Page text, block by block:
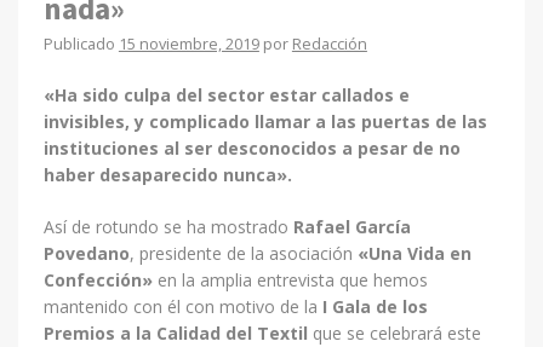
nada»
Publicado 15 noviembre, 2019por Redacción
«Ha sido culpa del sector estar callados e
invisibles, y complicado llamar a las puertas de las
instituciones al ser desconocidos a pesar de no
haber desaparecido nunca».
Así de rotundo se ha mostrado Rafael García
Povedano, presidente de la asociación «Una Vida en
Confección»en la amplia entrevista que hemos
mantenido con él con motivo de la I Gala de los
Premios a la Calidad del Textil que se celebrará este